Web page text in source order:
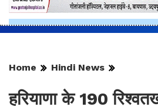
Home Hindi News
हरियाणा के 190